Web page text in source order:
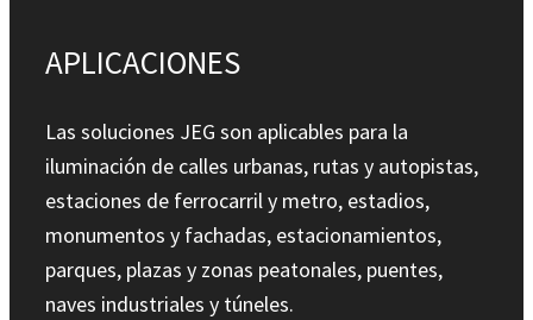
APLICACIONES
Las soluciones JEG son aplicables para la
iluminación de calles urbanas, rutas y autopistas,
estaciones de ferrocarril y metro, estadios,
monumentos y fachadas, estacionamientos,
parques, plazas y zonas peatonales, puentes,
naves industriales y túneles.